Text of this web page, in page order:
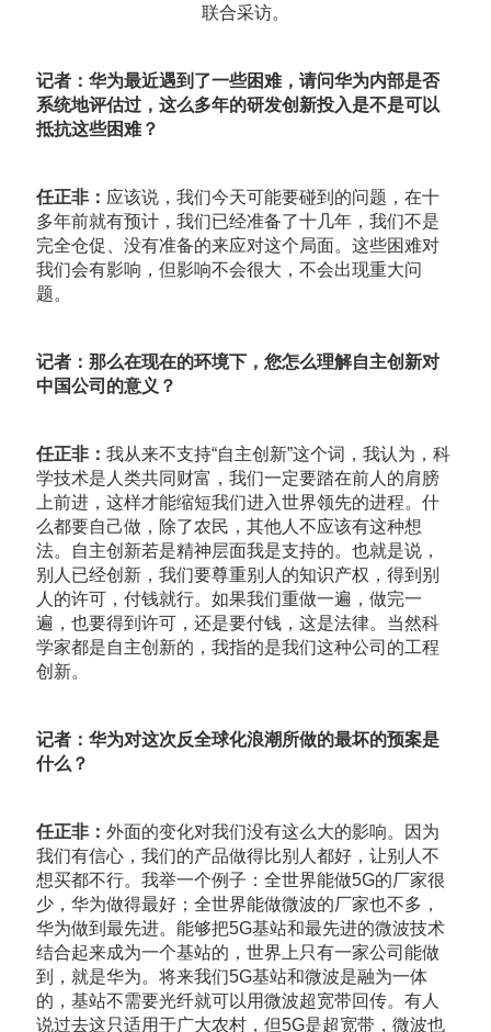
联合采访。
记者：华为最近遇到了一些困难，请问华为内部是否
系统地评估过，这么多年的研发创新投入是不是可以
抵抗这些困难？
任正非： 应该说，我们今天可能要碰到的问题，在十
多年前就有预计，我们已经准备了十几年，我们不是
完全仓促、没有准备的来应对这个局面。这些困难对
我们会有影响，但影响不会很大，不会出现重大问
题。
记者：那么在现在的环境下，您怎么理解自主创新对
中国公司的意义？
任正非： 我从来不支持“自主创新”这个词，我认为，科
学技术是人类共同财富，我们一定要踏在前人的肩膀
上前进，这样才能缩短我们进入世界领先的进程。什
么都要自己做，除了农民，其他人不应该有这种想
法。自主创新若是精神层面我是支持的。也就是说，
别人已经创新，我们要尊重别人的知识产权，得到别
人的许可，付钱就行。如果我们重做一遍，做完一
遍，也要得到许可，还是要付钱，这是法律。当然科
学家都是自主创新的，我指的是我们这种公司的工程
创新。
记者：华为对这次反全球化浪潮所做的最坏的预案是
什么？
任正非： 外面的变化对我们没有这么大的影响。因为
我们有信心，我们的产品做得比别人都好，让别人不
想买都不行。我举一个例子：全世界能做5G的厂家很
少，华为做得最好；全世界能做微波的厂家也不多，
华为做到最先进。能够把5G基站和最先进的微波技术
结合起来成为一个基站的，世界上只有一家公司能做
到，就是华为。将来我们5G基站和微波是融为一体
的，基站不需要光纤就可以用微波超宽带回传。有人
说过去这只适用于广大农村，但5G是超宽带，微波也